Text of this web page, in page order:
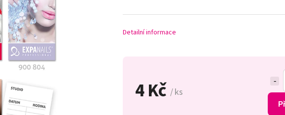
4 Kč / ks
Detailní informace